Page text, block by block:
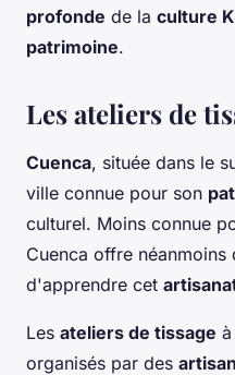
profonde de la culture
patrimoine.
Les ateliers de
Cuenca, située dans le
ville connue pour son
culturel. Moins connue
Cuenca offre néanmoins
d'apprendre cet
Les ateliers de tissage
organisés par des